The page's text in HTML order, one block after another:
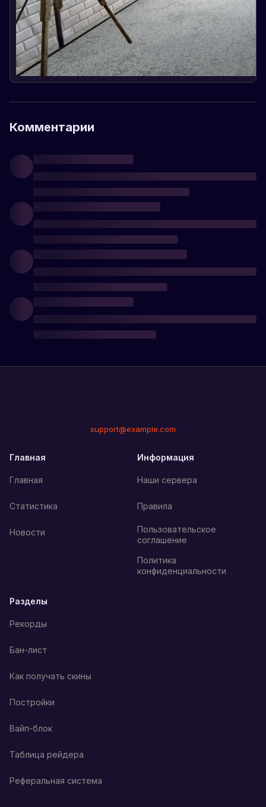
Комментарии
support@example.com
Главная
Главная
Статистика
Новости
Информация
Наши сервера
Правила
Пользовательское
соглашение
Политика
конфиденциальности
Разделы
Рекорды
Бан-лист
Как получать скины
Постройки
Вайп-блок
Таблица рейдера
Реферальная система